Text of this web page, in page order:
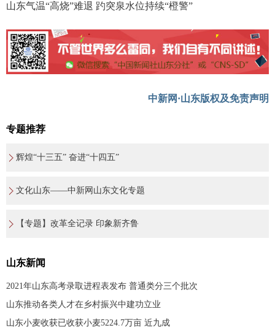
山东气温“高烧”难退 趵突泉水位持续“橙警”
中新网·山东版权及免责声明
专题推荐
辉煌“十三五” 奋进“十四五”
文化山东——中新网山东文化专题
【专题】改革全记录 印象新齐鲁
山东新闻
2021年山东高考录取进程表发布 普通类分三个批次
山东推动各类人才在乡村振兴中建功立业
山东小麦收获已收获小麦5224.7万亩 近九成